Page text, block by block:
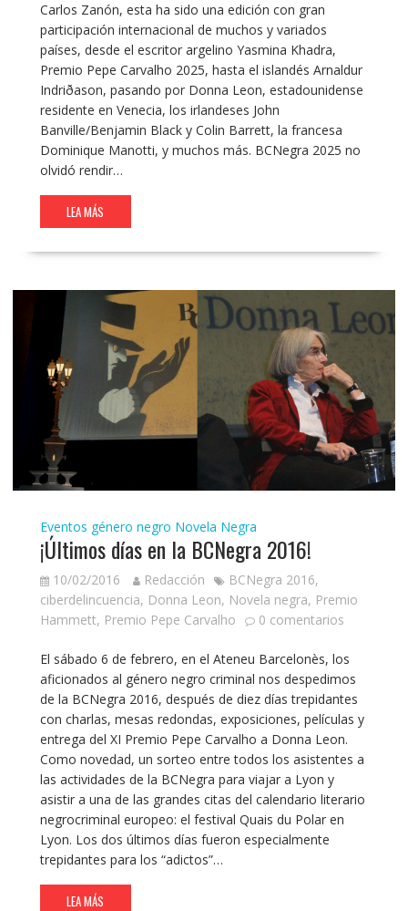
Carlos Zanón, esta ha sido una edición con gran
participación internacional de muchos y variados
países, desde el escritor argelino Yasmina Khadra,
Premio Pepe Carvalho 2025, hasta el islandés Arnaldur
Indriðason, pasando por Donna Leon, estadounidense
residente en Venecia, los irlandeses John
Banville/Benjamin Black y Colin Barrett, la francesa
Dominique Manotti, y muchos más. BCNegra 2025 no
olvidó rendir…
LEA MÁS
Eventos género negro Novela Negra
¡Últimos días en la BCNegra 2016!
10/02/2016 Redacción BCNegra 2016,
ciberdelincuencia, Donna Leon, Novela negra, Premio
Hammett, Premio Pepe Carvalho 0 comentarios
El sábado 6 de febrero, en el Ateneu Barcelonès, los
aficionados al género negro criminal nos despedimos
de la BCNegra 2016, después de diez días trepidantes
con charlas, mesas redondas, exposiciones, películas y
entrega del XI Premio Pepe Carvalho a Donna Leon.
Como novedad, un sorteo entre todos los asistentes a
las actividades de la BCNegra para viajar a Lyon y
asistir a una de las grandes citas del calendario literario
negrocriminal europeo: el festival Quais du Polar en
Lyon. Los dos últimos días fueron especialmente
trepidantes para los “adictos”…
LEA MÁS